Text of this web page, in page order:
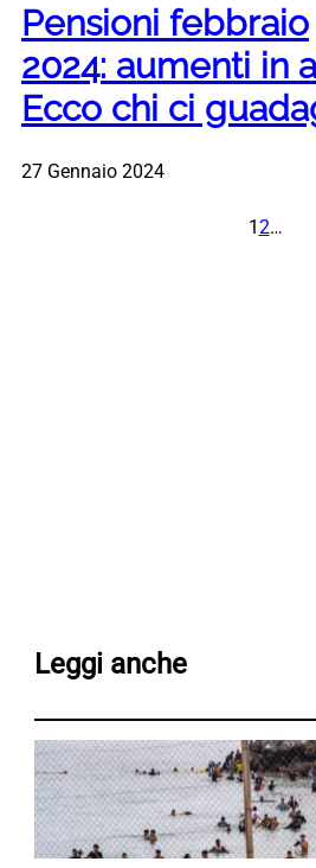
Pensioni febbraio
2024: aumenti in
Ecco chi ci
27 Gennaio 2024
12…
Leggi anche